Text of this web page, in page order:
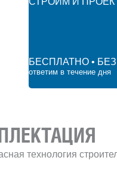
БЕСПЛАТНО •
ответим в течение дня
технология